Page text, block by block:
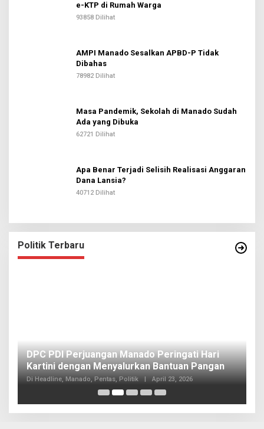
e-KTP di Rumah Warga
93858 Dilihat
AMPI Manado Sesalkan APBD-P Tidak
Dibahas
78982 Dilihat
Masa Pandemik, Sekolah di Manado Sudah
Ada yang Dibuka
62721 Dilihat
Apa Benar Terjadi Selisih Realisasi Anggaran
Dana Lansia?
40712 Dilihat
Politik Terbaru
DPC PDI Perjuangan Manado Peringati Hari
Kartini dengan Menyalurkan Bantuan Pangan
Di Headline, Manado, Pentas, Politik | April 23, 2026